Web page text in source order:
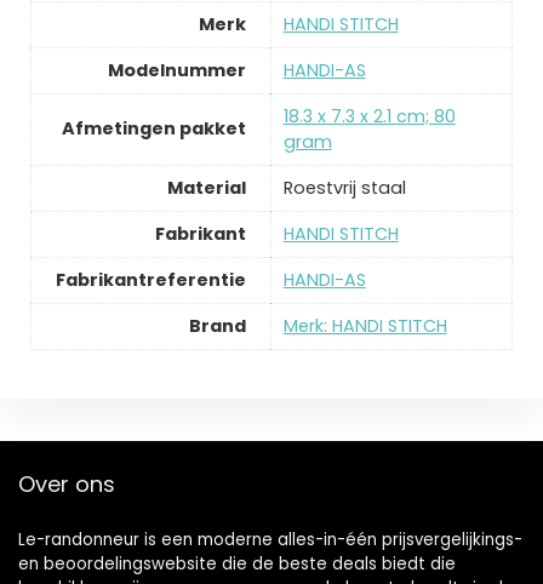
Merk
‎HANDI STITCH
Modelnummer
‎HANDI-AS
Afmetingen pakket
‎18.3 x 7.3 x 2.1 cm; 80
gram
Material
‎Roestvrij staal
Fabrikant
‎HANDI STITCH
Fabrikantreferentie
‎HANDI-AS
Brand
Merk: HANDI STITCH
Over ons
Le-randonneur is een moderne alles-in-één prijsvergelijkings-
en beoordelingswebsite die de beste deals biedt die